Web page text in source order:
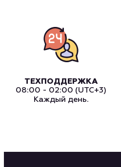
ТЕХПОДДЕРЖКА
08:00 - 02:00 (UTC+3)
Каждый день.